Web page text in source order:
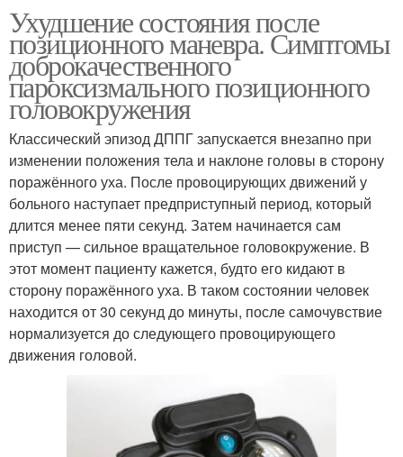
Ухудшение состояния после
позиционного маневра. Симптомы
доброкачественного
пароксизмального позиционного
головокружения
Классический эпизод ДППГ запускается внезапно при
изменении положения тела и наклоне головы в сторону
поражённого уха. После провоцирующих движений у
больного наступает предприступный период, который
длится менее пяти секунд. Затем начинается сам
приступ — сильное вращательное головокружение. В
этот момент пациенту кажется, будто его кидают в
сторону поражённого уха. В таком состоянии человек
находится от 30 секунд до минуты, после самочувствие
нормализуется до следующего провоцирующего
движения головой.